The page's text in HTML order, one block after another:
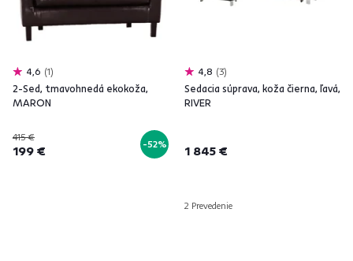
4,6 1
2-Sed, tmavohnedá ekokoža,
MARON
415 €
199 € -52%
4,8 3
Sedacia súprava, koža čierna, ľavá,
RIVER
1 845 €
2 Prevedenie